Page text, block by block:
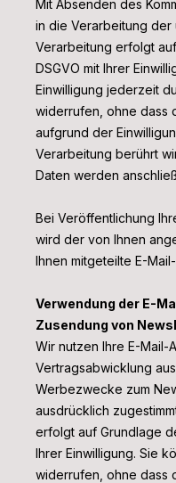
Mit Absenden des
in die Verarbeitung der
Verarbeitung erfolgt
DSGVO mit Ihrer
Einwilligung jederzeit
widerrufen, ohne dass
aufgrund der
Verarbeitung berührt
Daten werden
Bei Veröffentlichung
wird der von Ihnen
Ihnen mitgeteilte E-
Verwendung der E-
Zusendung von
Wir nutzen Ihre E-
Vertragsabwicklung
Werbezwecke zum
ausdrücklich
erfolgt auf Grundlage
Ihrer Einwilligung. Sie
widerrufen, ohne dass